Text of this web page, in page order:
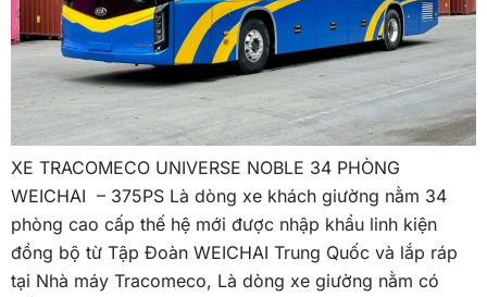
XE TRACOMECO UNIVERSE NOBLE 34 PHÒNG
WEICHAI – 375PS Là dòng xe khách giường nằm 34
phòng cao cấp thế hệ mới được nhập khẩu linh kiện
đồng bộ từ Tập Đoàn WEICHAI Trung Quốc và lắp ráp
tại Nhà máy Tracomeco, Là dòng xe giường nằm có